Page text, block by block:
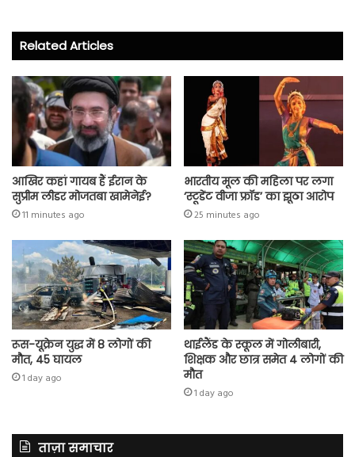
o
ok
er A
p
p
Related Articles
आखिर कहां गायब हैं ईरान के
सुप्रीम लीडर मोजतबा खामेनेई?
11 minutes ago
भारतीय मूल की महिला पर लगा
‘स्टूडेंट वीजा फ्रॉड’ का झूठा आरोप
25 minutes ago
रूस-यूक्रेन युद्ध में 8 लोगों की
मौत, 45 घायल
1 day ago
थाईलैंड के स्कूल में गोलीबारी,
शिक्षक और छात्र समेत 4 लोगों की
मौत
1 day ago
ताज़ा समाचार